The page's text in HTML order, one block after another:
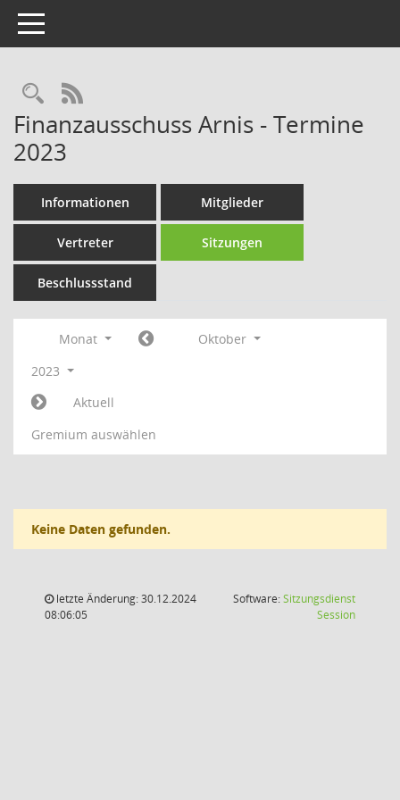
Toggle navigation
Rechercheauswahl
RSS-Feed
Finanzausschuss Arnis - Termine
2023
Informationen Mitglieder
Vertreter Sitzungen
Beschlussstand
Monat
Oktober
2023
Aktuell
Gremium auswählen
Keine Daten gefunden.
letzte Änderung: 30.12.2024
08:06:05
Software:Sitzungsdienst
Session(Wird in